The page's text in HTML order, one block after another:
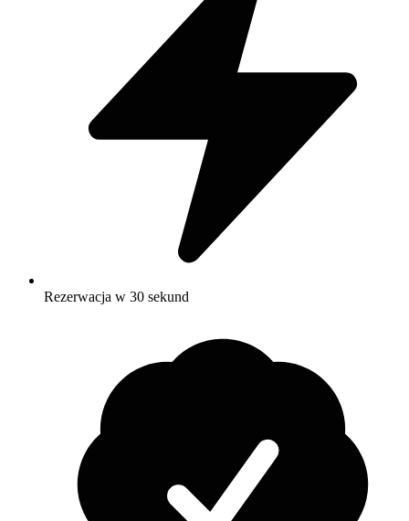
Rezerwacja w 30 sekund